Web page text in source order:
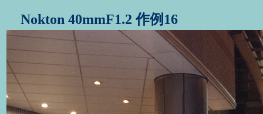
Nokton 40mmF1.2 作例16